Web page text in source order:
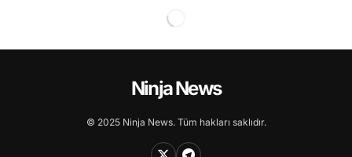
Ninja News
© 2025 Ninja News. Tüm hakları saklıdır.